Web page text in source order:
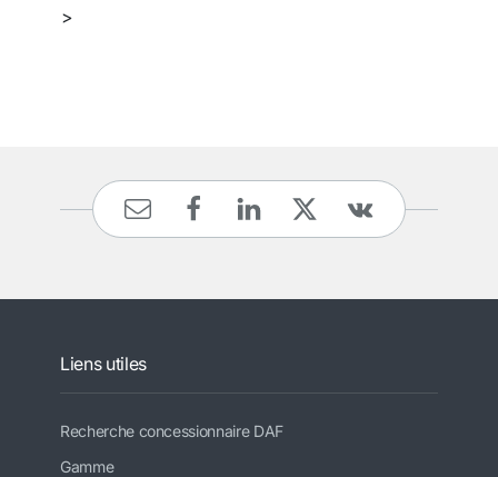
>
Liens utiles
Recherche concessionnaire DAF
Gamme